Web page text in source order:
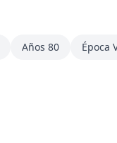
Años 80
Época